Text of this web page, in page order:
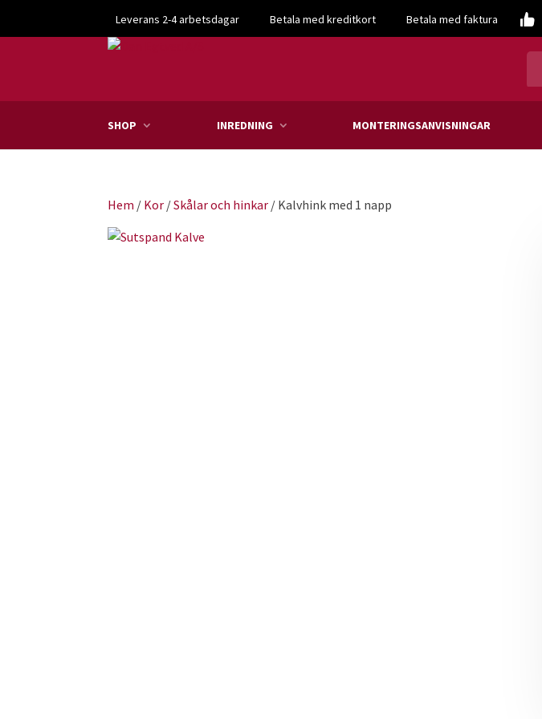
Leverans 2-4 arbetsdagar Betala med kreditkort Betala med faktura
SHOP INREDNING MONTERINGSANVISNINGAR
Hem / Kor /Skålar och hinkar / Kalvhink med 1 napp